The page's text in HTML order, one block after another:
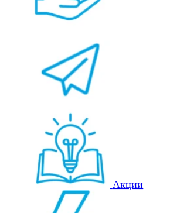
Акции